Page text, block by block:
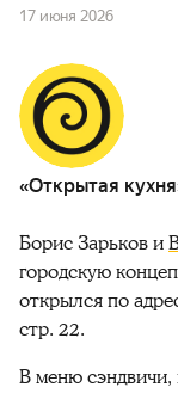
17 июня 2026
«Открытая
Борис Зарьков и
городскую
открылся по
стр. 22.
В меню